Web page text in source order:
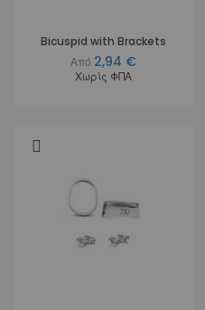
Bicuspid with Brackets
Από 2,94 €
Χωρίς ΦΠΑ